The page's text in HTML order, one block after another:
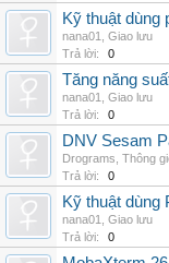
Kỹ thuật dùng
nana01
Giao lưu
Trả lời:
0
Tăng năng
nana01
Giao lưu
Trả lời:
0
DNV Sesam
Drograms Thông
Trả lời:
0
Kỹ thuật dùng
nana01
Giao lưu
Trả lời:
0